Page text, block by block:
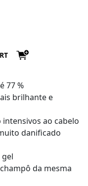
77 %
brilhante e
ao cabelo
danificado
da mesma